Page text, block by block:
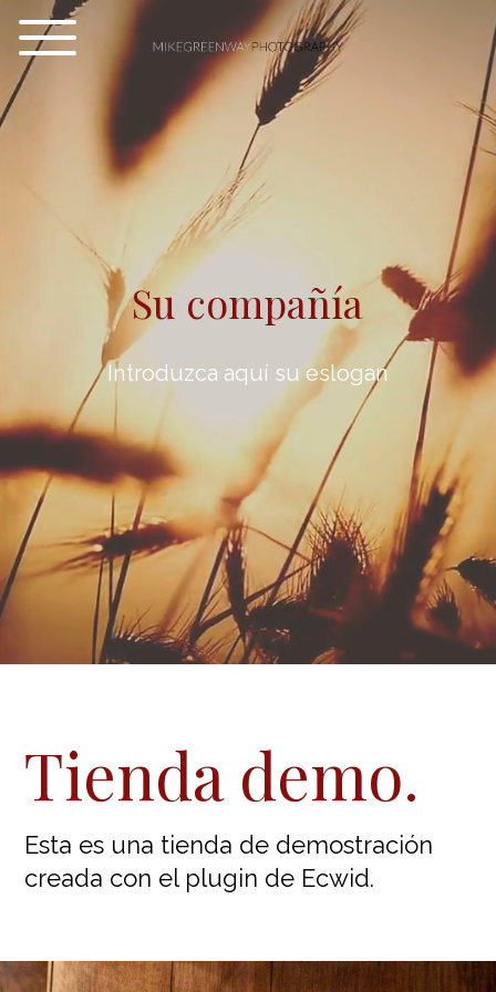
Su compañía
Introduzca aquí su eslogan
Tienda demo.
Esta es una tienda de demostración
creada con el plugin de Ecwid.